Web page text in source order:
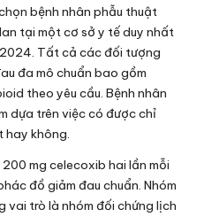
bệnh nhân phẫu thuật
tại một cơ sở y tế duy nhất
Tất cả các đối tượng
đa mô chuẩn bao gồm
theo yêu cầu. Bệnh nhân
dựa trên việc có được chỉ
hay không.
mg celecoxib hai lần mỗi
đồ giảm đau chuẩn. Nhóm
trò là nhóm đối chứng lịch